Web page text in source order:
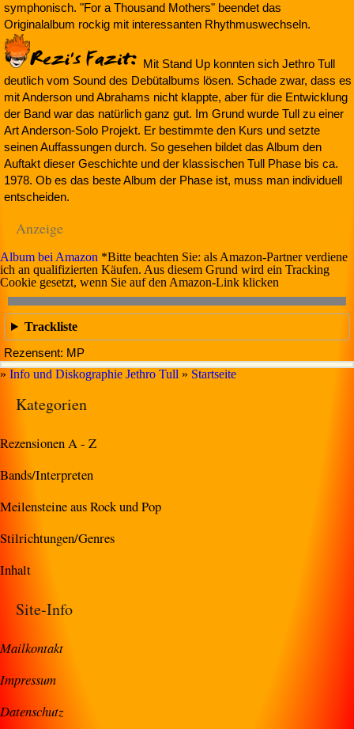
symphonisch. "For a Thousand Mothers" beendet das
Originalalbum rockig mit interessanten Rhythmuswechseln.
Mit Stand Up konnten sich Jethro Tull
deutlich vom Sound des Debütalbums lösen. Schade zwar, dass es
mit Anderson und Abrahams nicht klappte, aber für die Entwicklung
der Band war das natürlich ganz gut. Im Grund wurde Tull zu einer
Art Anderson-Solo Projekt. Er bestimmte den Kurs und setzte
seinen Auffassungen durch. So gesehen bildet das Album den
Auftakt dieser Geschichte und der klassischen Tull Phase bis ca.
1978. Ob es das beste Album der Phase ist, muss man individuell
entscheiden.
Anzeige
Album bei Amazon *Bitte beachten Sie: als Amazon-Partner verdiene
ich an qualifizierten Käufen. Aus diesem Grund wird ein Tracking
Cookie gesetzt, wenn Sie auf den Amazon-Link klicken
Trackliste
Rezensent: MP
» Info und Diskographie Jethro Tull » Startseite
Kategorien
Rezensionen A - Z
Bands/Interpreten
Meilensteine aus Rock und Pop
Stilrichtungen/Genres
Inhalt
Site-Info
Mailkontakt
Impressum
Datenschutz